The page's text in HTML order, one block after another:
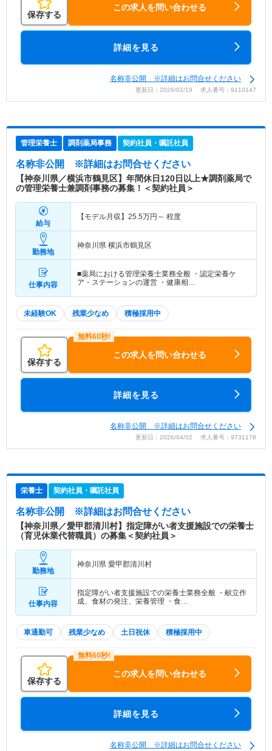
保存する
この求人を問い合わせる
詳細を見る
名称非公開 ※詳細はお問合せください
更新日：2026/02/19 求人番号：9110147
管理栄養士 調剤薬局事務 契約社員・嘱託社員
名称非公開 ※詳細はお問合せください
【神奈川県／横浜市鶴見区】年間休日120日以上★調剤薬局で
の管理栄養士兼調剤事務の募集！＜契約社員＞
給与
【モデル月収】 25.5万円～ 程度
勤務地
神奈川県 横浜市鶴見区
仕事内容
■薬局における管理栄養士業務全般 ・認定栄養ケ
ア・ステーションの運営 ・健康相…
未経験OK 残業少なめ 積極採用中
保存する
この求人を問い合わせる
詳細を見る
名称非公開 ※詳細はお問合せください
更新日：2026/04/02 求人番号：9731178
栄養士 契約社員・嘱託社員
名称非公開 ※詳細はお問合せください
【神奈川県／愛甲郡清川村】指定障がい者支援施設での栄養士
（育児休業代替職員）の募集＜契約社員＞
勤務地
神奈川県 愛甲郡清川村
仕事内容
指定障がい者支援施設での栄養士業務全般 ・献立作
成、食材の発注、栄養管理 ・食…
車通勤可 残業少なめ 土日祝休 積極採用中
保存する
この求人を問い合わせる
詳細を見る
名称非公開 ※詳細はお問合せください